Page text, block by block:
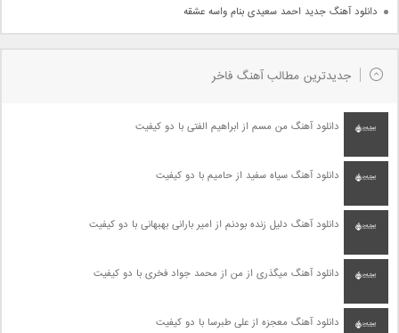
دانلود آهنگ جدید احمد سعیدی بنام واسه عشقه
جدیدترین مطالب آهنگ فاخر
دانلود آهنگ من مسم از ابراهیم الفتی با دو کیفیت
دانلود آهنگ سیاه سفید از حامیم با دو کیفیت
دانلود آهنگ دلیل زنده بودنم از امیر بارانی بهبهانی با دو کیفیت
دانلود آهنگ میگذری از من از محمد جواد فخری با دو کیفیت
دانلود آهنگ معجزه از علی طبرسا با دو کیفیت